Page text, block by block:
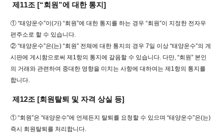
제11조 [“회원”에 대한 통지]
① “태양운수”이(가) “회원”에 대한 통지를 하는 경우 “회원”이 지정한 전자우
편주소로 할 수 있습니다.
② “태양운수”은(는) “회원” 전체에 대한 통지의 경우 7일 이상 “태양운수”의 게
시판에 게시함으로써 제1항의 통지에 갈음할 수 있습니다. 다만, “회원” 본인
의 거래와 관련하여 중대한 영향을 미치는 사항에 대하여는 제1항의 통지를
합니다.
제12조 [회원탈퇴 및 자격 상실 등]
① “회원”은 “태양운수”에 언제든지 탈퇴를 요청할 수 있으며 “태양운수”은(는)
즉시 회원탈퇴를 처리합니다.